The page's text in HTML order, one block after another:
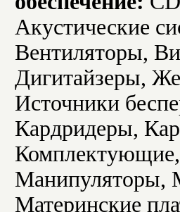
Акустические
Вентиляторы,
Дигитайзеры,
Источники
Кардридеры,
Манипуляторы,
Материнские